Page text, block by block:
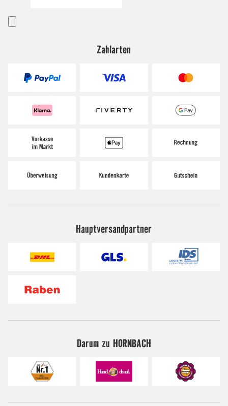
Zahlarten
Hauptversandpartner
Darum zu HORNBACH